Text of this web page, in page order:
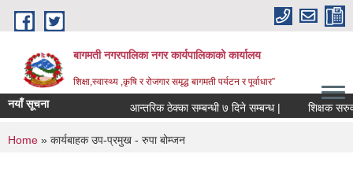
Skip to main content
बागमती नगरपालिका नगर कार्यपालिकाको कार्यालय
शिक्षा,स्वास्थ्य ,कृषि र रोजगार समृद्ध बागमती पर्यटन र पूर्वाधार”
नयाँ सूचना आन्तरिक ठेक्का सम्बन्धी ७ दिने सम्बन्ध |
You are here
Home » कार्यबाहक उप-प्रमुख - रुपा बोम्जन